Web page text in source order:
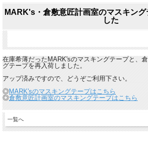
MARK's・倉敷意匠計画室のマスキング
した
在庫希薄だったMARK'sのマスキングテープと、
グテープを再入荷しました。
アップ済みですので、どうぞご利用下さい。
◎MARK'sのマスキングテープはこちら
◎倉敷意匠計画室のマスキングテープはこちら
一覧へ